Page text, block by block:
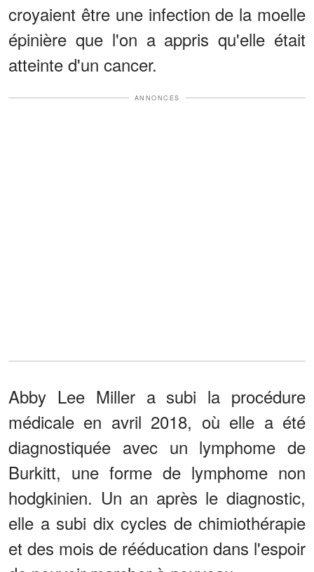
croyaient être une infection de la moelle
épinière que l'on a appris qu'elle était
atteinte d'un cancer.
ANNONCES
Abby Lee Miller a subi la procédure
médicale en avril 2018, où elle a été
diagnostiquée avec un lymphome de
Burkitt, une forme de lymphome non
hodgkinien. Un an après le diagnostic,
elle a subi dix cycles de chimiothérapie
et des mois de rééducation dans l'espoir